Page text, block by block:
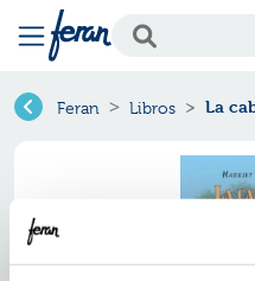
Feran Libros La